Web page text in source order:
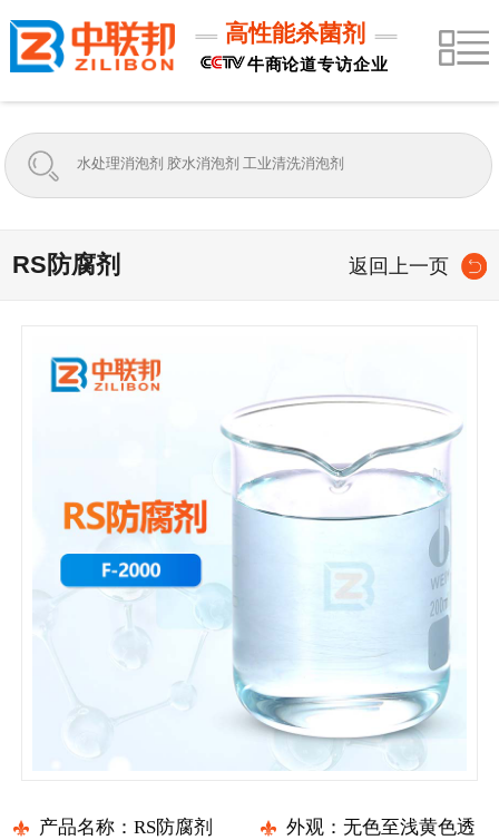
高性能杀菌剂
牛商论道专访企业
RS防腐剂 返回上一页
产品名称：RS防腐剂
外观：无色至浅黄色透